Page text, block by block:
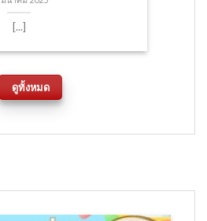
[...]
ดูทั้งหมด